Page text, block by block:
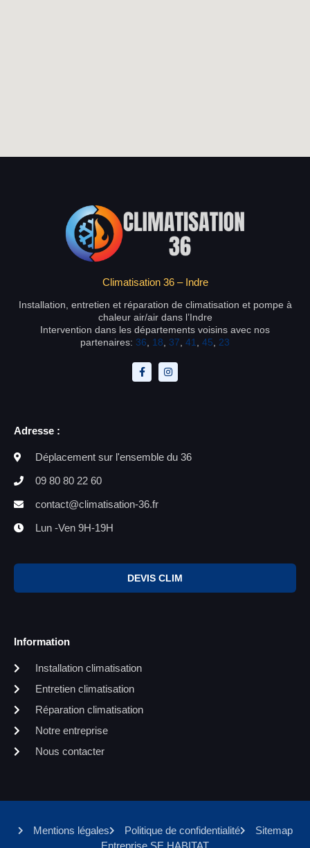
Climatisation 36 – Indre
Installation, entretien et réparation de climatisation et pompe à
chaleur air/air dans l’Indre
Intervention dans les départements voisins avec nos
partenaires: 36 18 37 41 45 23
Adresse :
Déplacement sur l'ensemble du 36
09 80 80 22 60
contact@climatisation-36.fr
Lun -Ven 9H-19H
DEVIS CLIM
Information
Installation climatisation
Entretien climatisation
Réparation climatisation
Notre entreprise
Nous contacter
Mentions légales Politique de confidentialité
Sitemap